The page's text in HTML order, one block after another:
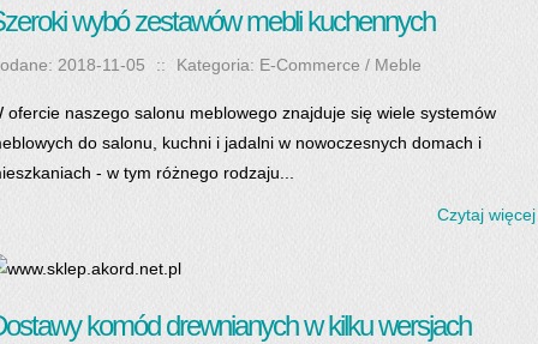
wybó zestawów mebli kuchennych
2018-11-05 :: Kategoria: E-Commerce / Meble
ofercie naszego salonu meblowego znajduje się wiele systemów
do salonu, kuchni i jadalni w nowoczesnych domach i
- w tym różnego rodzaju...
Czytaj
komód drewnianych w kilku wersjach